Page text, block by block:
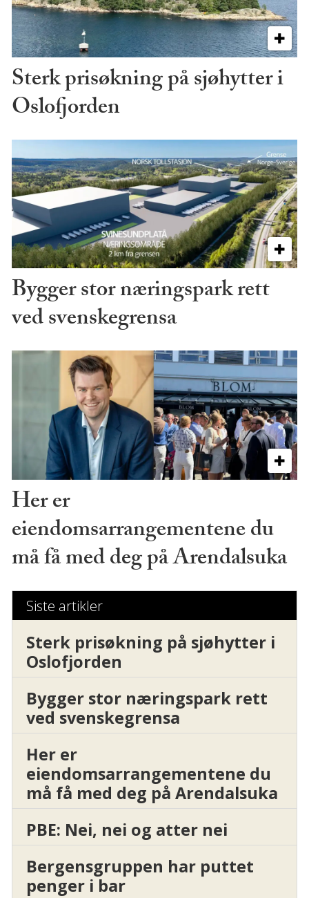
Sterk prisøkning på sjøhytter i
Oslofjorden
Bygger stor næringspark rett
ved svenskegrensa
Her er
eiendomsarrangementene du
må få med deg på Arendalsuka
Siste artikler
Sterk prisøkning på sjøhytter i
Oslofjorden
Bygger stor næringspark rett
ved svenskegrensa
Her er
eiendomsarrangementene du
må få med deg på Arendalsuka
PBE: Nei, nei og atter nei
Bergensgruppen har puttet
penger i bar